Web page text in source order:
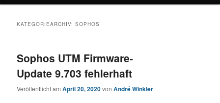
KATEGORIEARCHIV:SOPHOS
Sophos UTM Firmware-
Update 9.703 fehlerhaft
Veröffentlicht amApril 20, 2020vonAndré Winkler